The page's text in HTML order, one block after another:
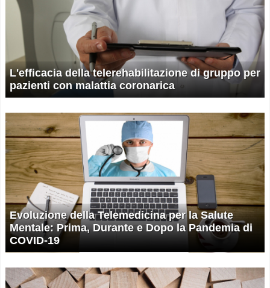
L'efficacia della telerehabilitazione di gruppo per
pazienti con malattia coronarica
Evoluzione della Telemedicina per la Salute
Mentale: Prima, Durante e Dopo la Pandemia di
COVID-19